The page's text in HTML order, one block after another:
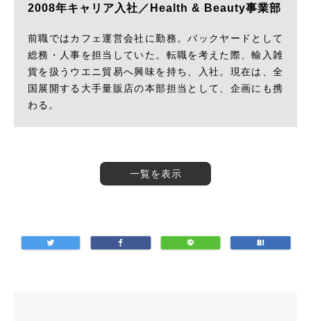
2008年キャリア入社／Health & Beauty事業部
前職ではカフェ運営会社に勤務。バックヤードとして
総務・人事を担当していた。転職を考えた際、輸入雑
貨を扱うウエニ貿易へ興味を持ち、入社。現在は、全
国展開する大手量販店の本部担当として、企画にも携
わる。
一覧を表示